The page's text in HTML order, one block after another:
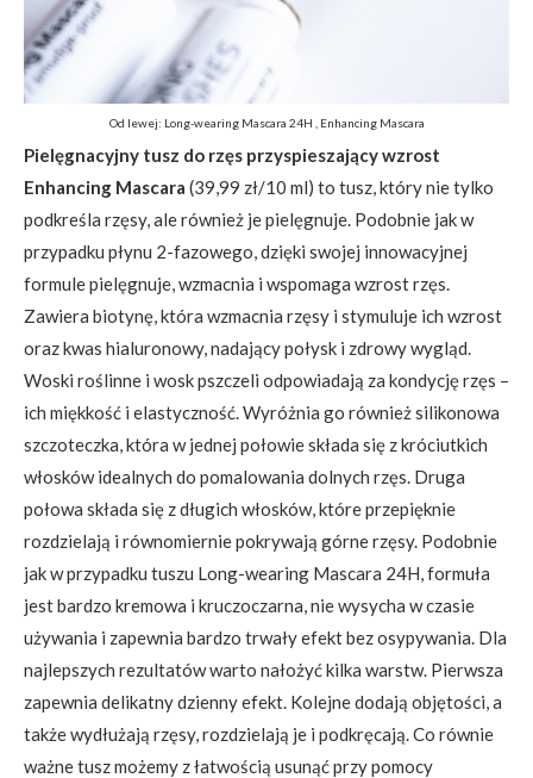
Od lewej: Long-wearing Mascara 24H , Enhancing Mascara
Pielęgnacyjny tusz do rzęs przyspieszający wzrost
Enhancing Mascara (39,99 zł/10 ml) to tusz, który nie tylko
podkreśla rzęsy, ale również je pielęgnuje. Podobnie jak w
przypadku płynu 2-fazowego, dzięki swojej innowacyjnej
formule pielęgnuje, wzmacnia i wspomaga wzrost rzęs.
Zawiera biotynę, która wzmacnia rzęsy i stymuluje ich wzrost
oraz kwas hialuronowy, nadający połysk i zdrowy wygląd.
Woski roślinne i wosk pszczeli odpowiadają za kondycję rzęs –
ich miękkość i elastyczność. Wyróżnia go również silikonowa
szczoteczka, która w jednej połowie składa się z króciutkich
włosków idealnych do pomalowania dolnych rzęs. Druga
połowa składa się z długich włosków, które przepięknie
rozdzielają i równomiernie pokrywają górne rzęsy. Podobnie
jak w przypadku tuszu Long-wearing Mascara 24H, formuła
jest bardzo kremowa i kruczoczarna, nie wysycha w czasie
używania i zapewnia bardzo trwały efekt bez osypywania. Dla
najlepszych rezultatów warto nałożyć kilka warstw. Pierwsza
zapewnia delikatny dzienny efekt. Kolejne dodają objętości, a
także wydłużają rzęsy, rozdzielają je i podkręcają. Co równie
ważne tusz możemy z łatwością usunąć przy pomocy